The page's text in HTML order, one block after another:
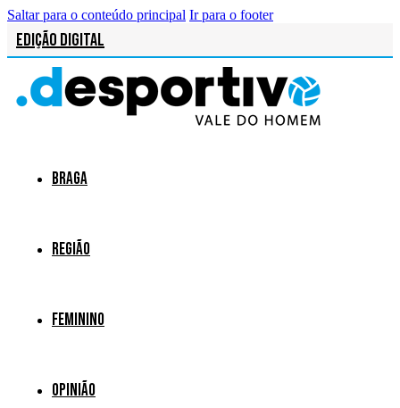
Saltar para o conteúdo principal Ir para o footer
Edição Digital
Braga
Região
Feminino
Opinião